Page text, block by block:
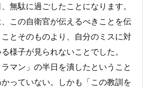
無駄に過ごしたことになります。
この自衛官が伝えるべきことを伝
とそのものより、自分のミスに対
様子が見られないことでした。
ラマン」の半日を潰したということ
っていない。しかも「この教訓を